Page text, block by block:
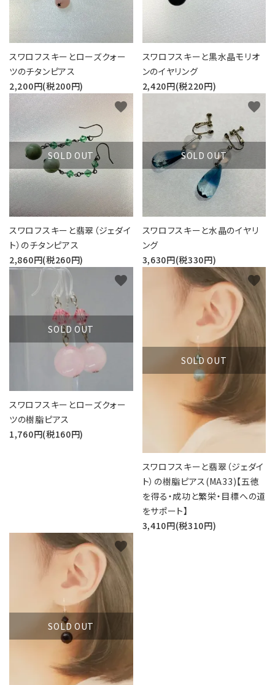
スワロフスキーとローズクォー
ツのチタンピアス
2,200円(税200円)
スワロフスキーと黒水晶モリオ
ンのイヤリング
2,420円(税220円)
SOLD OUT
スワロフスキーと翡翠（ジェダイ
ト）のチタンピアス
2,860円(税260円)
favorite
SOLD OUT
スワロフスキーと水晶のイヤリ
ング
3,630円(税330円)
favorite
SOLD OUT
スワロフスキーとローズクォー
ツの樹脂ピアス
1,760円(税160円)
favorite
SOLD OUT
スワロフスキーと翡翠（ジェダイ
ト）の樹脂ピアス(MA33)【五徳
を得る・成功と繁栄・目標への道
をサポート】
3,410円(税310円)
favorite
SOLD OUT
favorite